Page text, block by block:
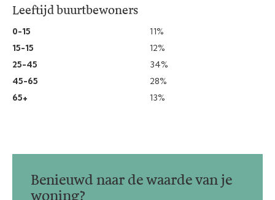
Leeftijd buurtbewoners
0-15
11%
15-15
12%
25-45
34%
45-65
28%
65+
13%
Benieuwd naar de waarde van je